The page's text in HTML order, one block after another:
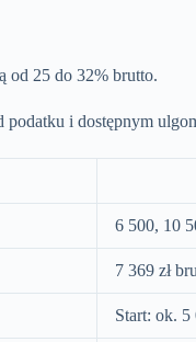
od 25 do 32% brutto.
i dostępnym
6 500, 10
7 369 zł
Start: ok. 5